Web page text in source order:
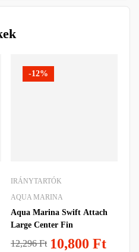
-12%
IRÁNYTARTÓK
AQUA MARINA
Aqua Marina Swift Attach
Large Center Fin
12,296Ft 10,800 Ft